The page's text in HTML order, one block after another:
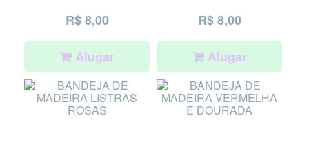
R$ 8,00
Alugar
R$ 8,00
Alugar